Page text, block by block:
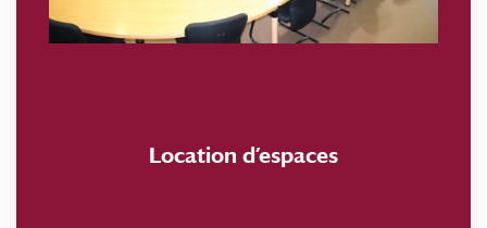
Location d’espaces